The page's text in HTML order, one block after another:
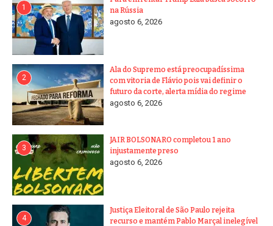
1
na Rússia
agosto 6, 2026
2
Ala do Supremo está preocupadíssima
com vitoria de Flávio pois vai definir o
futuro da corte, alerta mídia do regime
agosto 6, 2026
3
JAIR BOLSONARO completou 1 ano
injustamente preso
agosto 6, 2026
4
Justiça Eleitoral de São Paulo rejeita
recurso e mantém Pablo Marçal inelegível